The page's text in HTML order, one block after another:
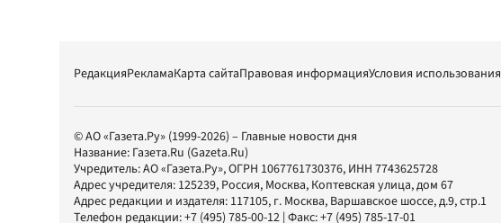
РедакцияРекламаКарта сайтаПравовая информацияУсловия использования
© АО «Газета.Ру» (1999-2026) – Главные новости дня
Название: Газета.Ru (Gazeta.Ru)
Учредитель:АО «Газета.Ру», ОГРН 1067761730376, ИНН 7743625728
Адрес учредителя: 125239, Россия, Москва, Коптевская улица, дом 67
Адрес редакции и издателя: 117105, г. Москва, Варшавское шоссе, д.9, стр.1
Телефон редакции:+7 (495) 785-00-12 | Факс:+7 (495) 785-17-01